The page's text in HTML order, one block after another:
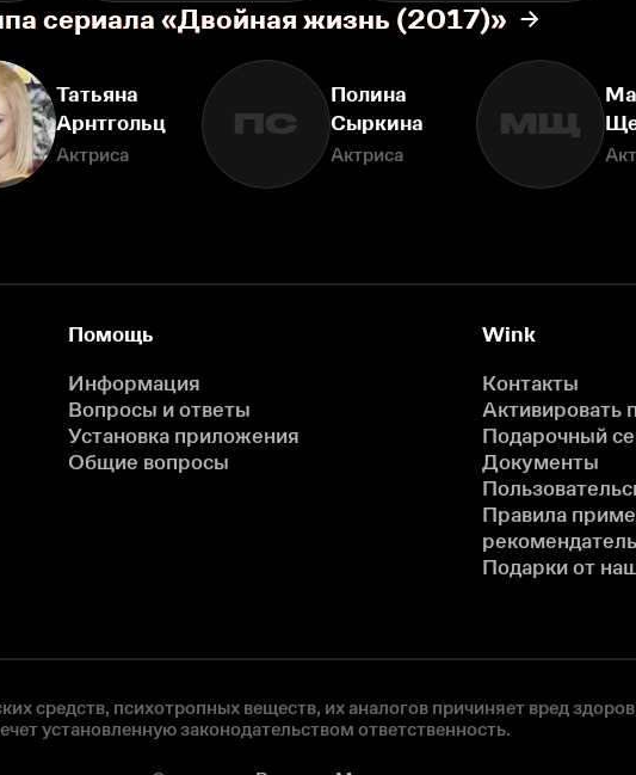
сериала «Двойная жизнь (2017)»
Татьяна
Арнтгольц
Актриса
ПС
Полина
Сыркина
Актриса
МЩ
Помощь
Информация
Вопросы и ответы
Установка приложения
Общие вопросы
Wink
Контакты
Активировать
Подарочный
Документы
Правила
Подарки от
средств, психотропных веществ, их аналогов причиняет вред
установленную законодательством ответственность.